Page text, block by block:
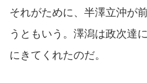
それがために、半澤立沖が
うともいう。澤潟は政次達
にきてくれたのだ。